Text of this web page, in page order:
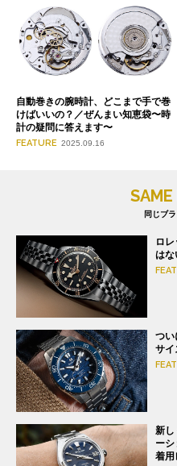
自動巻きの腕時計、どこまで手で巻
けばいいの？／ぜんまい知恵袋〜時
計の疑問に答えます〜
FEATURE 2025.09.16
同じブ
ロ
はな
つい
サイ
新し
ー
着用